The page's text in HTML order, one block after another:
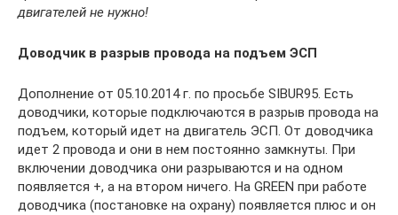
двигателей не нужно!
Доводчик в разрыв провода на подъем ЭСП
Дополнение от 05.10.2014 г. по просьбе SIBUR95. Есть
доводчики, которые подключаются в разрыв провода на
подъем, который идет на двигатель ЭСП. От доводчика
идет 2 провода и они в нем постоянно замкнуты. При
включении доводчика они разрываются и на одном
появляется +, а на втором ничего. На GREEN при работе
доводчика (постановке на охрану) появляется плюс и он